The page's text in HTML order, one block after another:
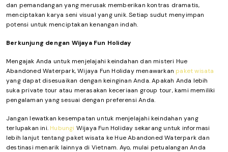
dan pemandangan yang merusak memberikan kontras dramatis,
menciptakan karya seni visual yang unik. Setiap sudut menyimpan
potensi untuk menciptakan kenangan indah.
Berkunjung dengan Wijaya Fun Holiday
Mengajak Anda untuk menjelajahi keindahan dan misteri Hue
Abandoned Waterpark, Wijaya Fun Holiday menawarkan paket wisata
yang dapat disesuaikan dengan keinginan Anda. Apakah Anda lebih
suka private tour atau merasakan keceriaan group tour, kami memiliki
pengalaman yang sesuai dengan preferensi Anda.
Jangan lewatkan kesempatan untuk menjelajahi keindahan yang
terlupakan ini. Hubungi Wijaya Fun Holiday sekarang untuk informasi
lebih lanjut tentang paket wisata ke Hue Abandoned Waterpark dan
destinasi menarik lainnya di Vietnam. Ayo, mulai petualangan Anda